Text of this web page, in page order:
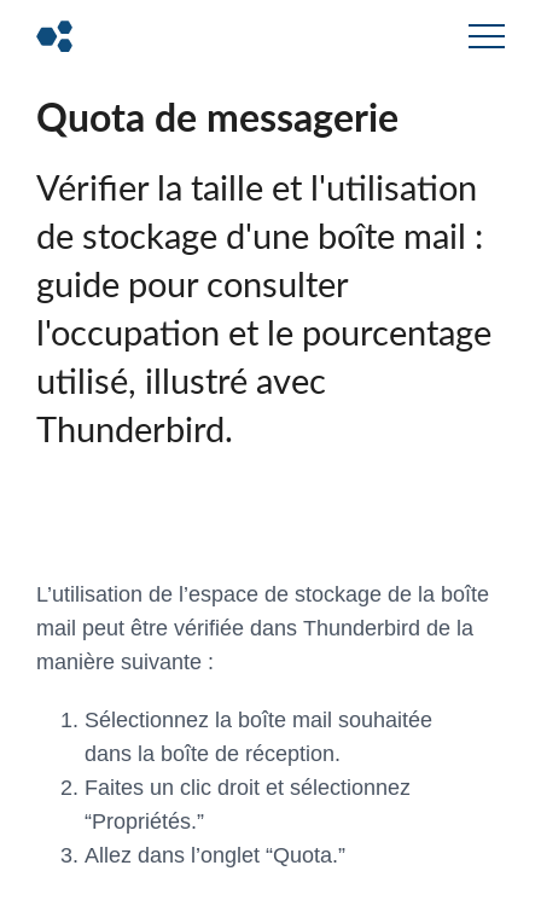
Quota de messagerie
Vérifier la taille et l'utilisation
de stockage d'une boîte mail :
guide pour consulter
l'occupation et le pourcentage
utilisé, illustré avec
Thunderbird.
L’utilisation de l’espace de stockage de la boîte
mail peut être vérifiée dans Thunderbird de la
manière suivante :
Sélectionnez la boîte mail souhaitée
dans la boîte de réception.
Faites un clic droit et sélectionnez
“Propriétés.”
Allez dans l’onglet “Quota.”